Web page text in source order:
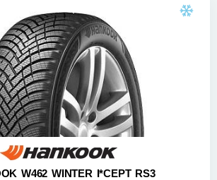
W462 WINTER I*CEPT RS3